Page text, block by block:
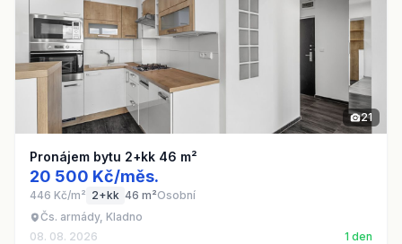
21
Pronájem bytu 2+kk 46 m²
20 500 Kč/měs.
446 Kč/m² 2+kk 46 m²Osobní
Čs. armády, Kladno
08. 08. 2026
1 den